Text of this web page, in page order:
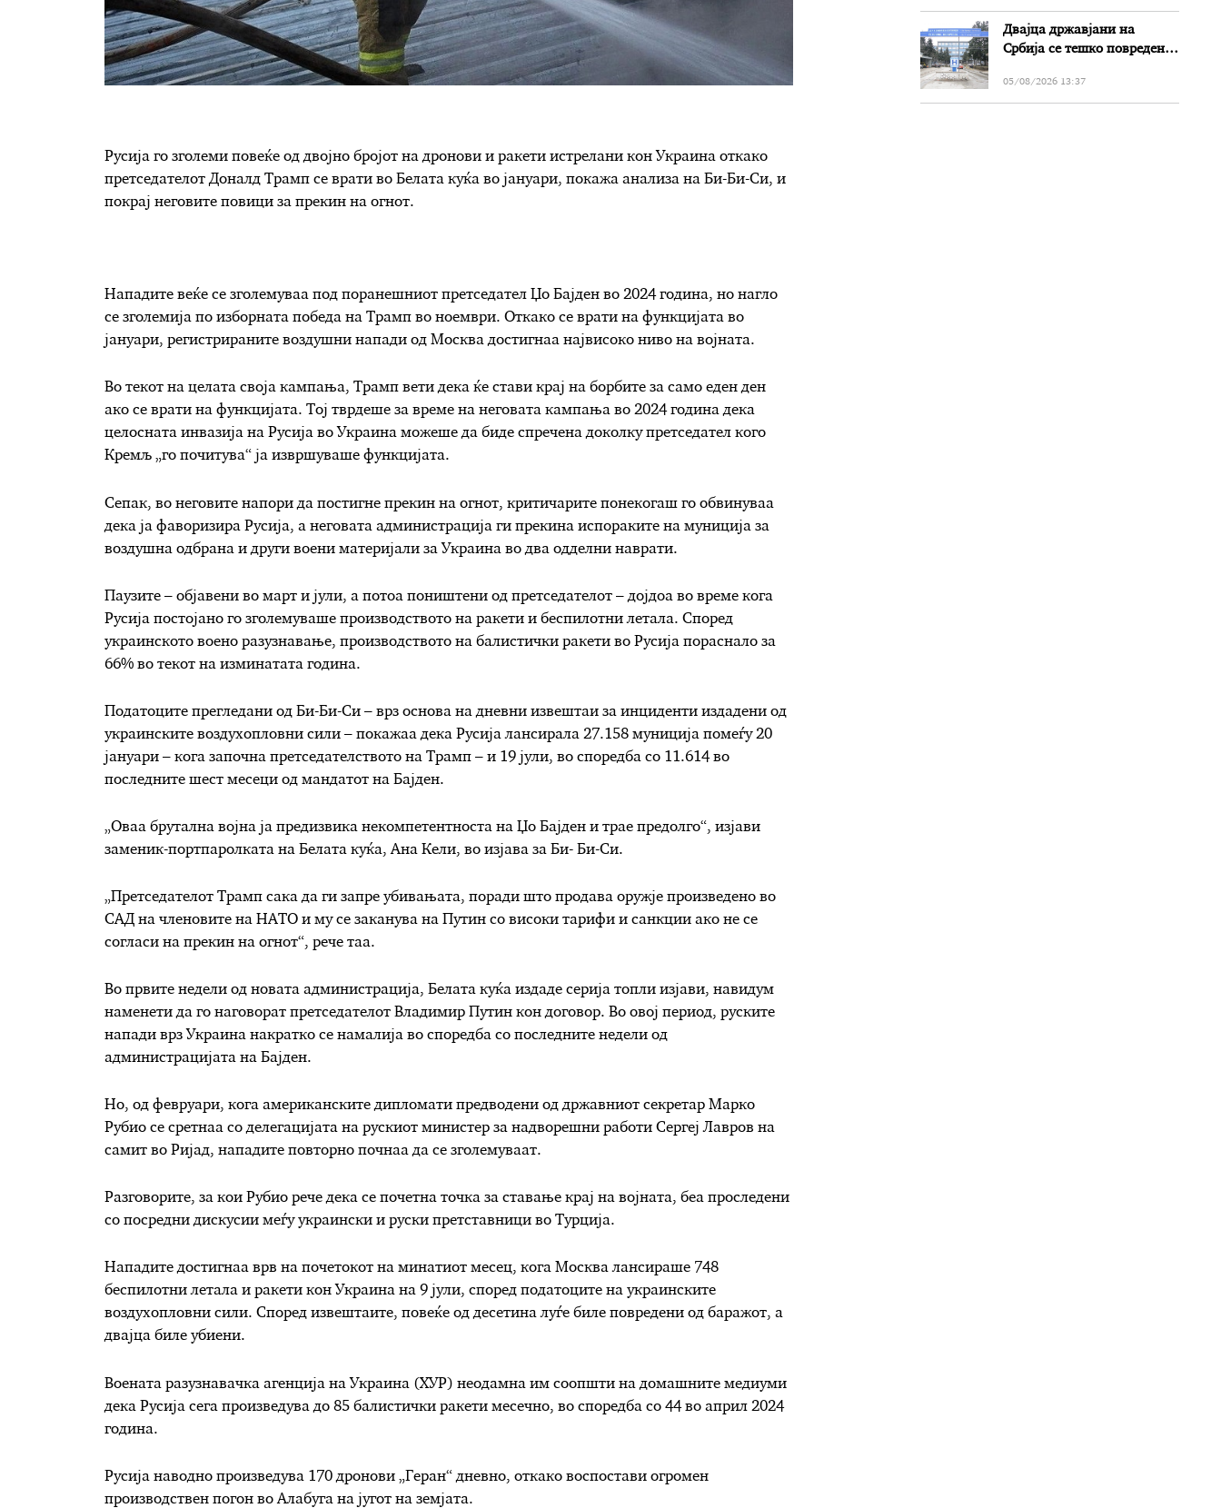
Русија го зголеми повеќе од двојно бројот на дронови и ракети истрелани кон Украина откако
претседателот Доналд Трамп се врати во Белата куќа во јануари, покажа анализа на Би-Би-Си, и
покрај неговите повици за прекин на огнот.
Нападите веќе се зголемуваа под поранешниот претседател Џо Бајден во 2024 година, но нагло
се зголемија по изборната победа на Трамп во ноември. Откако се врати на функцијата во
јануари, регистрираните воздушни напади од Москва достигнаа највисоко ниво на војната.
Во текот на целата своја кампања, Трамп вети дека ќе стави крај на борбите за само еден ден
ако се врати на функцијата. Тој тврдеше за време на неговата кампања во 2024 година дека
целосната инвазија на Русија во Украина можеше да биде спречена доколку претседател кого
Кремљ „го почитува“ ја извршуваше функцијата.
Сепак, во неговите напори да постигне прекин на огнот, критичарите понекогаш го обвинуваа
дека ја фаворизира Русија, а неговата администрација ги прекина испораките на муниција за
воздушна одбрана и други воени материјали за Украина во два одделни наврати.
Паузите – објавени во март и јули, а потоа поништени од претседателот – дојдоа во време кога
Русија постојано го зголемуваше производството на ракети и беспилотни летала. Според
украинското воено разузнавање, производството на балистички ракети во Русија пораснало за
66% во текот на изминатата година.
Податоците прегледани од Би-Би-Си – врз основа на дневни извештаи за инциденти издадени од
украинските воздухопловни сили – покажаа дека Русија лансирала 27.158 муниција помеѓу 20
јануари – кога започна претседателството на Трамп – и 19 јули, во споредба со 11.614 во
последните шест месеци од мандатот на Бајден.
„Оваа брутална војна ја предизвика некомпетентноста на Џо Бајден и трае предолго“, изјави
заменик-портпаролката на Белата куќа, Ана Кели, во изјава за Би- Би-Си.
„Претседателот Трамп сака да ги запре убивањата, поради што продава оружје произведено во
САД на членовите на НАТО и му се заканува на Путин со високи тарифи и санкции ако не се
согласи на прекин на огнот“, рече таа.
Во првите недели од новата администрација, Белата куќа издаде серија топли изјави, навидум
наменети да го наговорат претседателот Владимир Путин кон договор. Во овој период, руските
напади врз Украина накратко се намалија во споредба со последните недели од
администрацијата на Бајден.
Но, од февруари, кога американските дипломати предводени од државниот секретар Марко
Рубио се сретнаа со делегацијата на рускиот министер за надворешни работи Сергеј Лавров на
самит во Ријад, нападите повторно почнаа да се зголемуваат.
Разговорите, за кои Рубио рече дека се почетна точка за ставање крај на војната, беа проследени
со посредни дискусии меѓу украински и руски претставници во Турција.
Нападите достигнаа врв на почетокот на минатиот месец, кога Москва лансираше 748
беспилотни летала и ракети кон Украина на 9 јули, според податоците на украинските
воздухопловни сили. Според извештаите, повеќе од десетина луѓе биле повредени од баражот, а
двајца биле убиени.
Воената разузнавачка агенција на Украина (ХУР) неодамна им соопшти на домашните медиуми
дека Русија сега произведува до 85 балистички ракети месечно, во споредба со 44 во април 2024
година.
Русија наводно произведува 170 дронови „Геран“ дневно, откако воспостави огромен
производствен погон во Алабуга на југот на земјата.
Двајца државјани на
Србија се тешко повредени
Прилеп-Битола
05/08/2026 13:37